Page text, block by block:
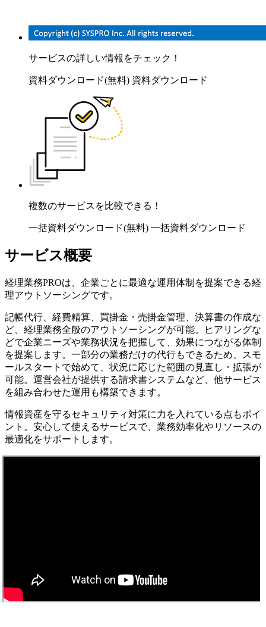
サービスの詳しい情報をチェック！
資料ダウンロード(無料) 資料ダウンロード
複数のサービスを比較できる！
一括資料ダウンロード(無料) 一括資料ダウンロード
サービス概要
経理業務PROは、企業ごとに最適な運用体制を提案できる経
理アウトソーシングです。
記帳代行、経費精算、買掛金・売掛金管理、決算書の作成な
ど、経理業務全般のアウトソーシングが可能。ヒアリングな
どで企業ニーズや業務状況を把握して、効果につながる体制
を提案します。一部分の業務だけの代行もできるため、スモ
ールスタートで始めて、状況に応じた範囲の見直し・拡張が
可能。運営会社が提供する請求書システムなど、他サービス
を組み合わせた運用も構築できます。
情報資産を守るセキュリティ対策に力を入れている点もポイ
ント。安心して使えるサービスで、業務効率化やリソースの
最適化をサポートします。